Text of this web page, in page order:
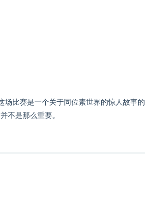
场比赛是一个关于同位素世界的惊人故事的
不是那么重要。